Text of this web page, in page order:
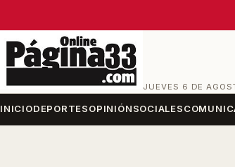
JUEVES 6 DE
INICIODEPORTESOPINIÓNSOCIALES